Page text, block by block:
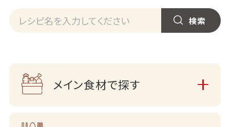
メイン食材で探す